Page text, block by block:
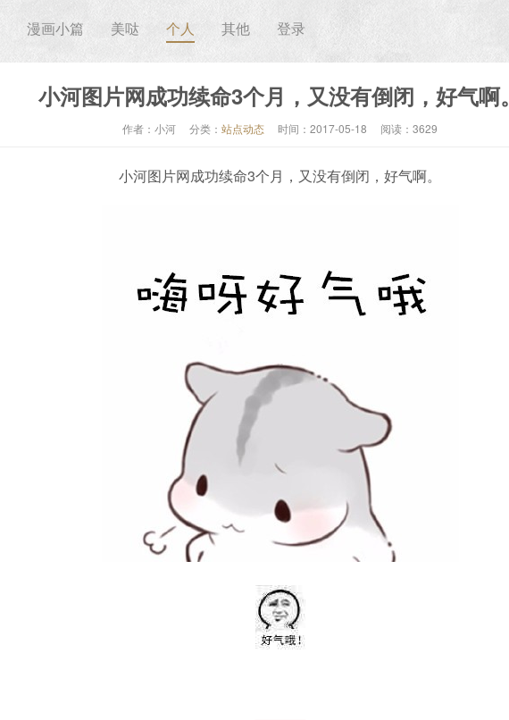
漫画小篇 美哒 个人 其他 登录
小河图片网成功续命3个月，又没有倒闭，好气啊。
作者：小河 分类： 站点动态 时间：2017-05-18 阅读：3629
小河图片网成功续命3个月，又没有倒闭，好气啊。